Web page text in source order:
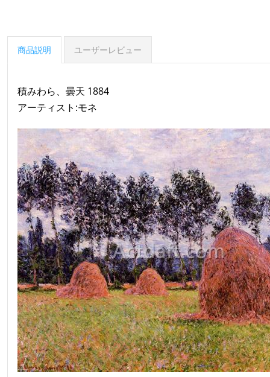
商品説明 ユーザーレビュー
積みわら、曇天 1884
アーティスト:モネ